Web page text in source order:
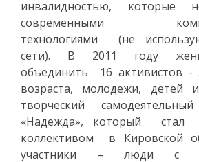
инвалидностью,
современными
технологиями (не
сети). В 2011 году
объединить 16 активистов -
возраста, молодежи, детей
творческий
«Надежда», который стал
коллективом в Кировской
участники – люди с